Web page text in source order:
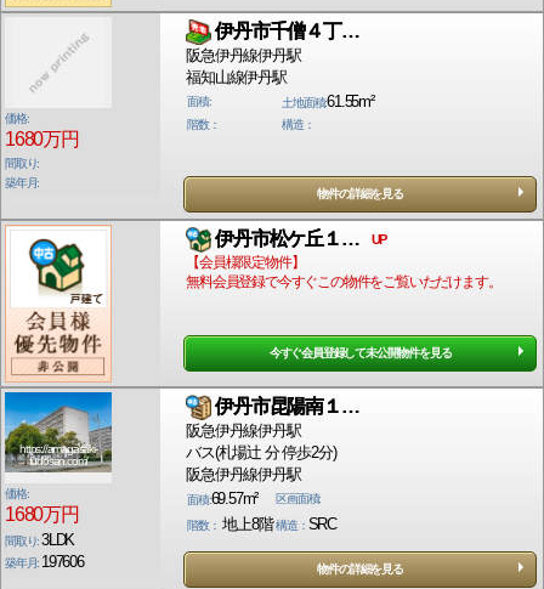
価格:
1680万円
間取り:
築年月:
伊丹市千僧４丁…
阪急伊丹線伊丹駅
福知山線伊丹駅
面積: 土地面積:61.55m²
階数： 構造：
物件の詳細を見る
伊丹市松ケ丘１… UP
【会員様限定物件】
無料会員登録で今すぐこの物件をご覧いただけます。
今すぐ会員登録して未公開物件を見る
https://amagasaki-
fudosan.com/
価格:
1680万円
間取り:3LDK
築年月: 197606
伊丹市昆陽南１…
阪急伊丹線伊丹駅
バス(札場辻 分 停歩2分)
阪急伊丹線伊丹駅
面積:69.57m²
区画面積:
階数： 地上8階 構造： SRC
物件の詳細を見る